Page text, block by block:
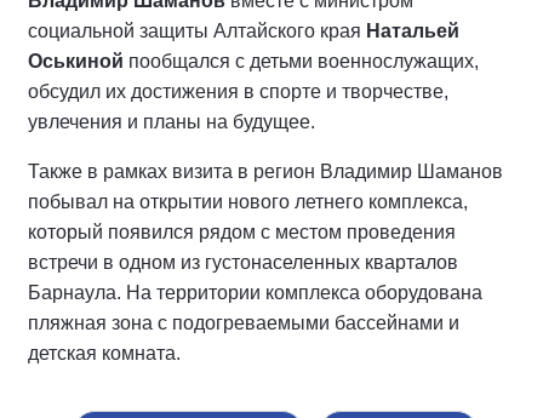
социальной защиты Алтайского края Натальей
Оськиной пообщался с детьми военнослужащих,
обсудил их достижения в спорте и творчестве,
увлечения и планы на будущее.
Также в рамках визита в регион Владимир Шаманов
побывал на открытии нового летнего комплекса,
который появился рядом с местом проведения
встречи в одном из густонаселенных кварталов
Барнаула. На территории комплекса оборудована
пляжная зона с подогреваемыми бассейнами и
детская комната.